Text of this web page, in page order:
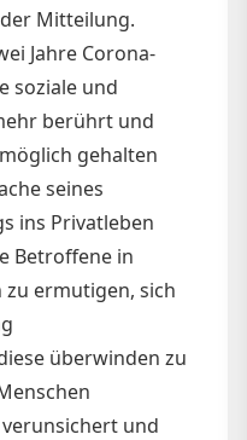
Mitteilung.
Jahre Corona-
soziale und
berührt und
gehalten
seines
ins Privatleben
Betroffene in
ermutigen, sich
überwinden zu
und